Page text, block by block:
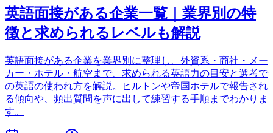
英語面接がある企業一覧｜業界別の特
徴と求められるレベルも解説
英語面接がある企業を業界別に整理し、外資系・商社・メー
カー・ホテル・航空まで、求められる英語力の目安と選考で
の英語の使われ方を解説。ヒルトンや帝国ホテルで報告され
る傾向や、頻出質問を声に出して練習する手順までわかりま
す。